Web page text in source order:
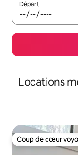
Départ
Locations
Coup de cœur
Coup de cœur